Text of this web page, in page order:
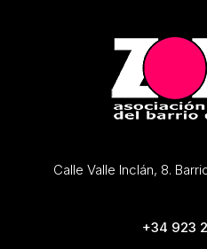
Calle Valle Inclán, 8.
+34 923